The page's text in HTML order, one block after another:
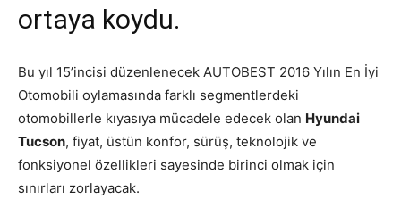
ortaya koydu.
Bu yıl 15’incisi düzenlenecek AUTOBEST 2016 Yılın En İyi
Otomobili oylamasında farklı segmentlerdeki
otomobillerle kıyasıya mücadele edecek olan Hyundai
Tucson, fiyat, üstün konfor, sürüş, teknolojik ve
fonksiyonel özellikleri sayesinde birinci olmak için
sınırları zorlayacak.